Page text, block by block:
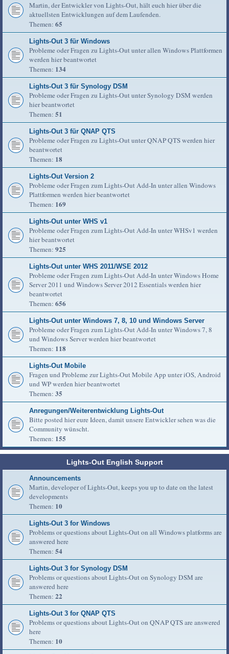
Martin, der Entwickler von Lights-Out, hält euch hier über die
aktuellsten Entwicklungen auf dem Laufenden.
Themen: 65
Lights-Out 3 für Windows
Probleme oder Fragen zu Lights-Out unter allen Windows Plattformen
werden hier beantwortet
Themen: 134
Lights-Out 3 für Synology DSM
Probleme oder Fragen zu Lights-Out unter Synology DSM werden
hier beantwortet
Themen: 51
Lights-Out 3 für QNAP QTS
Probleme oder Fragen zu Lights-Out unter QNAP QTS werden hier
beantwortet
Themen: 18
Lights-Out Version 2
Probleme oder Fragen zum Lights-Out Add-In unter allen Windows
Plattformen werden hier beantwortet
Themen: 169
Lights-Out unter WHS v1
Probleme oder Fragen zum Lights-Out Add-In unter WHSv1 werden
hier beantwortet
Themen: 925
Lights-Out unter WHS 2011/WSE 2012
Probleme oder Fragen zum Lights-Out Add-In unter Windows Home
Server 2011 und Windows Server 2012 Essentials werden hier
beantwortet
Themen: 656
Lights-Out unter Windows 7, 8, 10 und Windows Server
Probleme oder Fragen zum Lights-Out Add-In unter Windows 7, 8
und Windows Server werden hier beantwortet
Themen: 118
Lights-Out Mobile
Fragen und Probleme zur Lights-Out Mobile App unter iOS, Android
und WP werden hier beantwortet
Themen: 35
Anregungen/Weiterentwicklung Lights-Out
Bitte posted hier eure Ideen, damit unsere Entwickler sehen was die
Community wünscht.
Themen: 155
Lights-Out English Support
Announcements
Martin, developer of Lights-Out, keeps you up to date on the latest
developments
Themen: 10
Lights-Out 3 for Windows
Problems or questions about Lights-Out on all Windows platforms are
answered here
Themen: 54
Lights-Out 3 for Synology DSM
Problems or questions about Lights-Out on Synology DSM are
answered here
Themen: 22
Lights-Out 3 for QNAP QTS
Problems or questions about Lights-Out on QNAP QTS are answered
here
Themen: 10